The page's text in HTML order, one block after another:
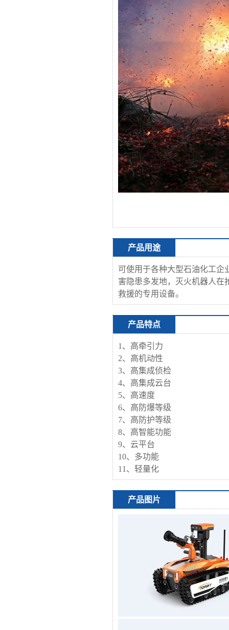
产品用途
可使用于各种大型石油化工企
害隐患多发地，灭火机器人在
救援的专用设备。
产品特点
1、高牵引力
2、高机动性
3、高集成侦检
4、高集成云台
5、高速度
6、高防爆等级
7、高防护等级
8、高智能功能
9、云平台
10、多功能
11、轻量化
产品图片